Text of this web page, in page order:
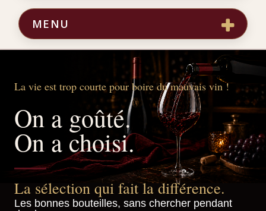
MENU
La vie est trop courte pour boire du mauvais vin !
On a goûté.
On a choisi.
La sélection qui fait la différence.
Les bonnes bouteilles, sans chercher pendant